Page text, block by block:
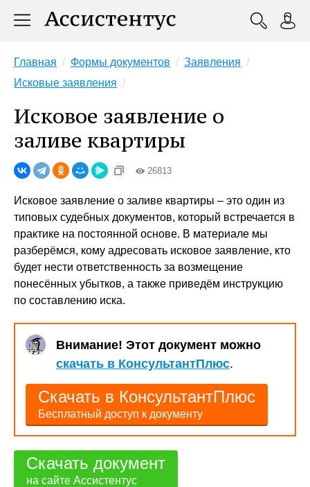
Главная Формы документов
Заявления
Исковые заявления
Исковое заявление о
заливе квартиры
26813
Исковое заявление о заливе квартиры – это один из
типовых судебных документов, который встречается в
практике на постоянной основе. В материале мы
разберёмся, кому адресовать исковое заявление, кто
будет нести ответственность за возмещение
понесённых убытков, а также приведём инструкцию
по составлению иска.
Внимание! Этот документ можно
скачать в КонсультантПлюс.
Скачать в КонсультантПлюс
Бесплатный доступ к документу
Скачать документ
на сайте Ассистентус